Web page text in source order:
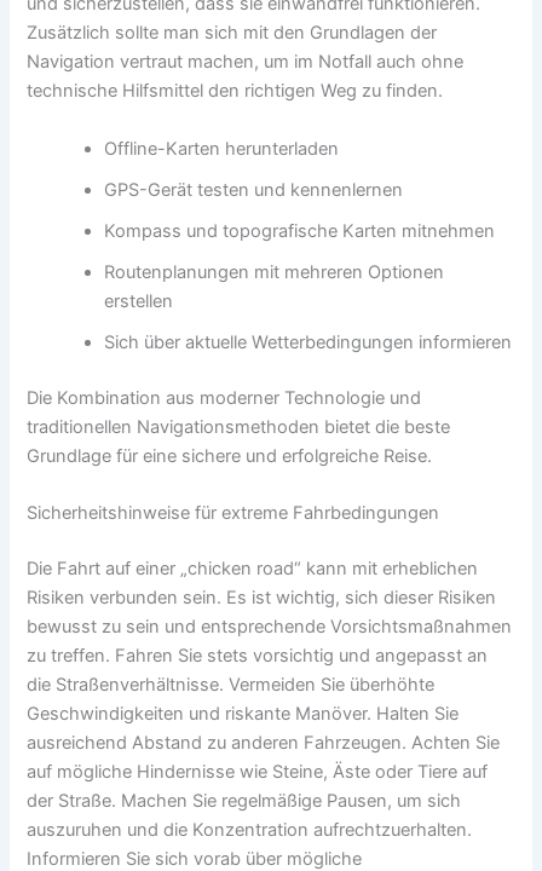
Zusätzlich sollte man sich mit den Grundlagen der
Navigation vertraut machen, um im Notfall auch ohne
technische Hilfsmittel den richtigen Weg zu finden.
Offline-Karten herunterladen
GPS-Gerät testen und kennenlernen
Kompass und topografische Karten mitnehmen
Routenplanungen mit mehreren Optionen
erstellen
Sich über aktuelle Wetterbedingungen informieren
Die Kombination aus moderner Technologie und
traditionellen Navigationsmethoden bietet die beste
Grundlage für eine sichere und erfolgreiche Reise.
Sicherheitshinweise für extreme Fahrbedingungen
Die Fahrt auf einer „chicken road“ kann mit erheblichen
Risiken verbunden sein. Es ist wichtig, sich dieser Risiken
bewusst zu sein und entsprechende Vorsichtsmaßnahmen
zu treffen. Fahren Sie stets vorsichtig und angepasst an
die Straßenverhältnisse. Vermeiden Sie überhöhte
Geschwindigkeiten und riskante Manöver. Halten Sie
ausreichend Abstand zu anderen Fahrzeugen. Achten Sie
auf mögliche Hindernisse wie Steine, Äste oder Tiere auf
der Straße. Machen Sie regelmäßige Pausen, um sich
auszuruhen und die Konzentration aufrechtzuerhalten.
Informieren Sie sich vorab über mögliche